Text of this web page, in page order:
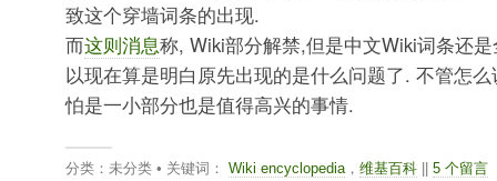
致这个穿墙词条的出现.
而这则消息称, Wiki部分解禁,但是中文Wiki词条还
以现在算是明白原先出现的是什么问题了. 不管怎
怕是一小部分也是值得高兴的事情.
分类：未分类 • 关键词： Wiki encyclopedia， 维基百科|| 5 个留言